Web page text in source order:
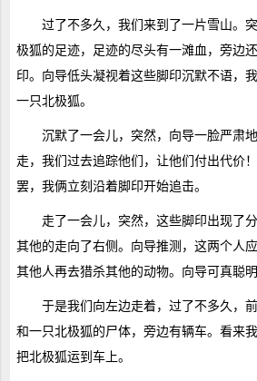
过了不多久，我们来到了一片雪山。
极狐的足迹，足迹的尽头有一滩血，旁边
印。向导低头凝视着这些脚印沉默不语，
一只北极狐。
沉默了一会儿，突然，向导一脸严肃
走，我们过去追踪他们，让他们付出代价
罢，我俩立刻沿着脚印开始追击。
走了一会儿，突然，这些脚印出现了
其他的走向了右侧。向导推测，这两个人
其他人再去猎杀其他的动物。向导可真聪明
于是我们向左边走着，过了不多久，
和一只北极狐的尸体，旁边有辆车。看来
把北极狐运到车上。